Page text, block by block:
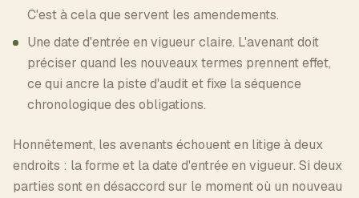
C'est à cela que servent les amendements.
Une date d'entrée en vigueur claire. L'avenant doit
préciser quand les nouveaux termes prennent effet,
ce qui ancre la piste d'audit et fixe la séquence
chronologique des obligations.
Honnêtement, les avenants échouent en litige à deux
endroits : la forme et la date d'entrée en vigueur. Si deux
parties sont en désaccord sur le moment où un nouveau